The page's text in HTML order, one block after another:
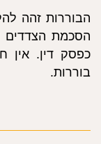
הבוררות זהה
הסכמת הצדדים
כפסק דין. אין
בוררות.